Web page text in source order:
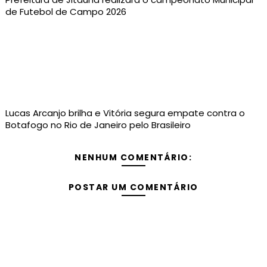
de Futebol de Campo 2026
Lucas Arcanjo brilha e Vitória segura empate contra o
Botafogo no Rio de Janeiro pelo Brasileiro
NENHUM COMENTÁRIO:
POSTAR UM COMENTÁRIO